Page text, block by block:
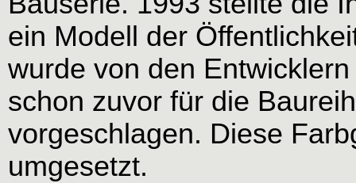
ein Modell der
wurde von den
schon zuvor für die
vorgeschlagen. Diese
umgesetzt.